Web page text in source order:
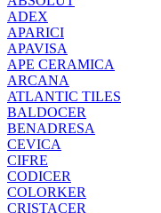
ADEX
APARICI
APAVISA
APE CERAMICA
ARCANA
ATLANTIC TILES
BALDOCER
BENADRESA
CEVICA
CIFRE
CODICER
COLORKER
CRISTACER